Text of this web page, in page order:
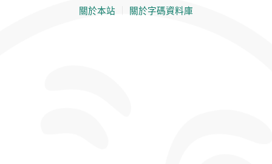
關於本站 關於字碼資料庫